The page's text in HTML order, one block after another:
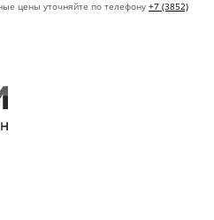
цены уточняйте по телефону +7 (3852)